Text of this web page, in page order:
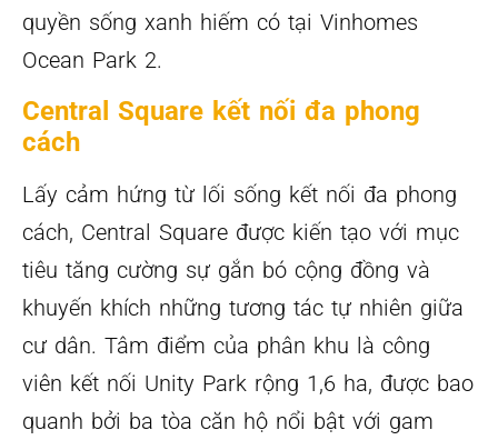
quyền sống xanh hiếm có tại Vinhomes
Ocean Park 2.
Central Square kết nối đa phong
cách
Lấy cảm hứng từ lối sống kết nối đa phong
cách, Central Square được kiến tạo với mục
tiêu tăng cường sự gắn bó cộng đồng và
khuyến khích những tương tác tự nhiên giữa
cư dân. Tâm điểm của phân khu là công
viên kết nối Unity Park rộng 1,6 ha, được bao
quanh bởi ba tòa căn hộ nổi bật với gam